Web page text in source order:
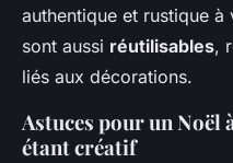
authentique et rustique
sont aussi réutilisables,
liés aux décorations.
Astuces pour un Noël
étant créatif